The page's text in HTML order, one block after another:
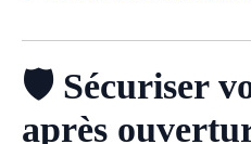
🛡 Sécuriser
après